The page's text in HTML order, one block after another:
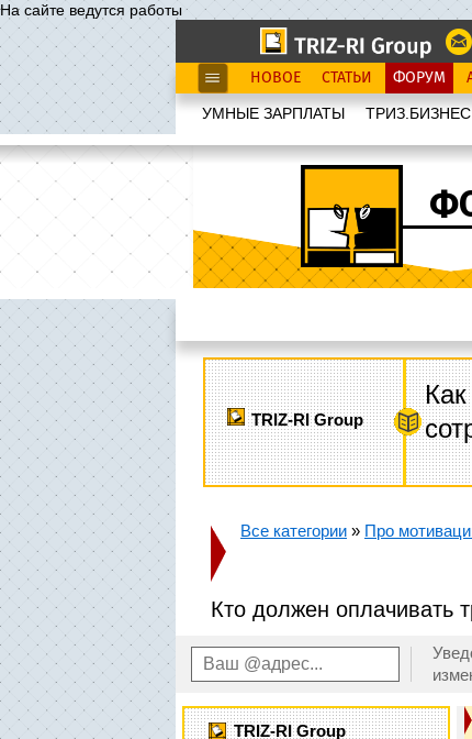
На сайте ведутся работы
НОВОЕ СТАТЬИ ФОРУМ
УМНЫЕ ЗАРПЛАТЫ ТРИЗ.БИЗНЕС
TRIZ-RI Group
Все категории » Про
Кто должен оплачивать
TRIZ-RI Group